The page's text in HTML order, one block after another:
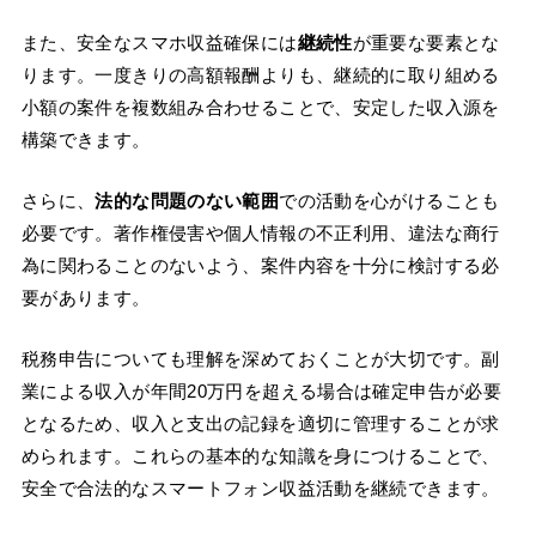
また、安全なスマホ収益確保には継続性が重要な要素とな
ります。一度きりの高額報酬よりも、継続的に取り組める
小額の案件を複数組み合わせることで、安定した収入源を
構築できます。
さらに、法的な問題のない範囲での活動を心がけることも
必要です。著作権侵害や個人情報の不正利用、違法な商行
為に関わることのないよう、案件内容を十分に検討する必
要があります。
税務申告についても理解を深めておくことが大切です。副
業による収入が年間20万円を超える場合は確定申告が必要
となるため、収入と支出の記録を適切に管理することが求
められます。これらの基本的な知識を身につけることで、
安全で合法的なスマートフォン収益活動を継続できます。